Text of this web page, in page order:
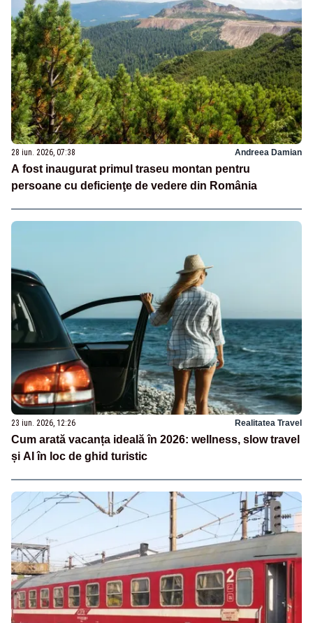
28 iun. 2026, 07:38 Andreea Damian
A fost inaugurat primul traseu montan pentru
persoane cu deficienţe de vedere din România
23 iun. 2026, 12:26 Realitatea Travel
Cum arată vacanța ideală în 2026: wellness, slow travel
și AI în loc de ghid turistic